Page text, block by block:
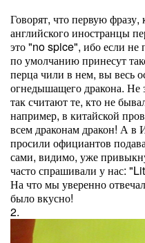
Говорят, что первую
английского иностранцы
это "no spice", ибо если не
по умолчанию принесут
перца чили в нем, вы весь
огнедышащего дракона. Не
так считают те, кто не
например, в китайской
всем драконам дракон! А в
просили официантов
сами, видимо, уже
часто спрашивали у нас:
На что мы уверенно
было вкусно!
2.